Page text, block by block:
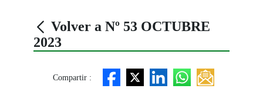
Volver a Nº 53 OCTUBRE
2023
Compartir :